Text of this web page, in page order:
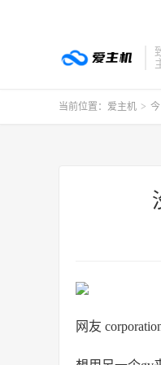
当前位置： 爱主机 >
网友